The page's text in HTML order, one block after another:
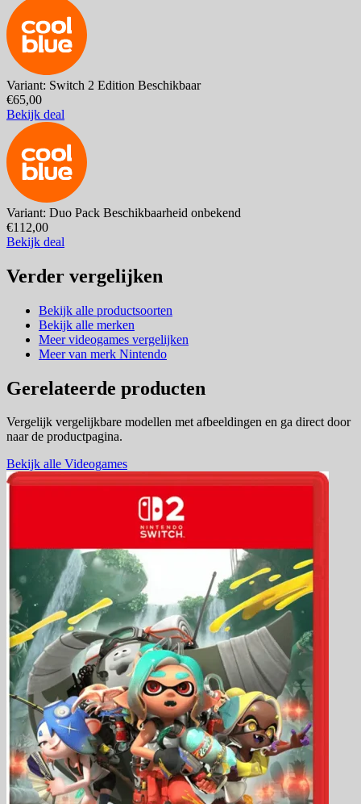
Variant: Switch 2 Edition Beschikbaar
€65,00
Bekijk deal
Variant: Duo Pack Beschikbaarheid onbekend
€112,00
Bekijk deal
Verder vergelijken
Bekijk alle productsoorten
Bekijk alle merken
Meer videogames vergelijken
Meer van merk Nintendo
Gerelateerde producten
Vergelijk vergelijkbare modellen met afbeeldingen en ga direct door
naar de productpagina.
Bekijk alle Videogames